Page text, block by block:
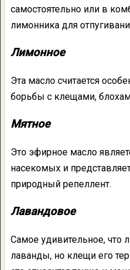
самостоятельно или в
лимонника для
Лимонное
Эта масло считается
борьбы с клещами,
Мятное
Это эфирное масло
насекомых и
природный репеллент.
Лавандовое
Самое удивительное, что
лаванды, но клещи его